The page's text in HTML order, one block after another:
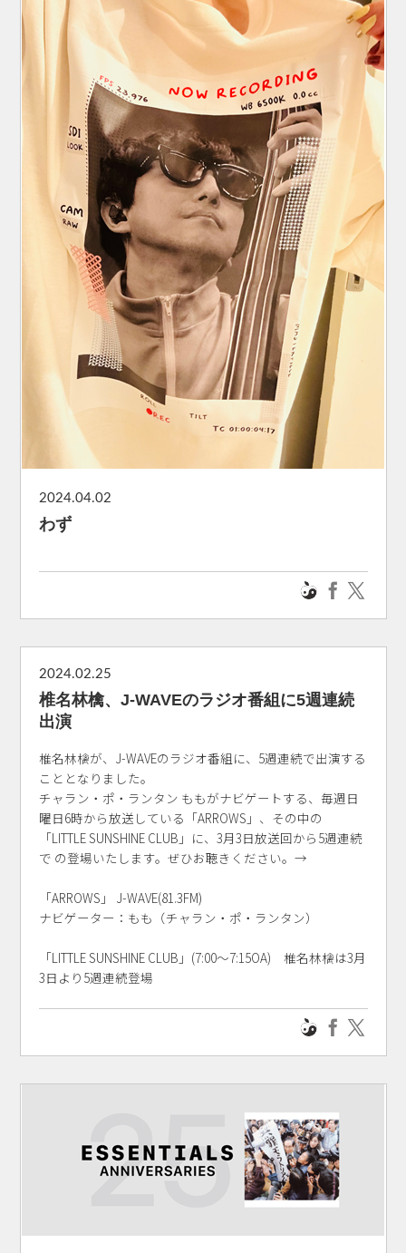
2024.04.02
わず
2024.02.25
椎名林檎、J-WAVEのラジオ番組に5週連続
出演
椎名林檎が、J-WAVEのラジオ番組に、5週連続で出演する
こととなりました。
チャラン・ポ・ランタン ももがナビゲートする、毎週日
曜日6時から放送している「ARROWS」、その中の
「LITTLE SUNSHINE CLUB」に、3月3日放送回から5週連続
で の登場いたします。ぜひお聴きください。→
「ARROWS」 J-WAVE(81.3FM)
ナビゲーター：もも（チャラン・ポ・ランタン）
「LITTLE SUNSHINE CLUB」(7:00～7:15OA) 椎名林檎は3月
3日より5週連続登場